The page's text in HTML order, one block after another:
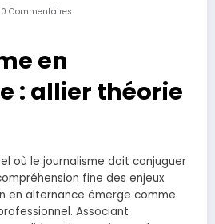
0 Commentaires
en
: allier théorie
où le journalisme doit conjuguer
fine des enjeux
en alternance émerge comme
Associant